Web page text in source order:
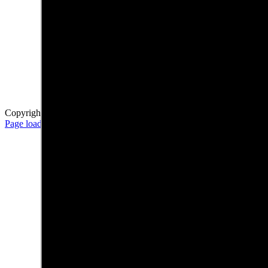
Copyright 2012 - 2021
Page load link